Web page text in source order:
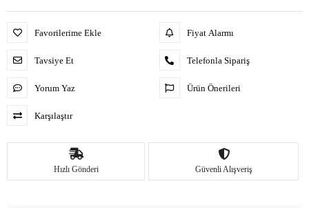
Favorilerime Ekle
Tavsiye Et
Yorum Yaz
Karşılaştır
Fiyat Alarmı
Telefonla Sipariş
Ürün Önerileri
Hızlı Gönderi Güvenli Alışveriş